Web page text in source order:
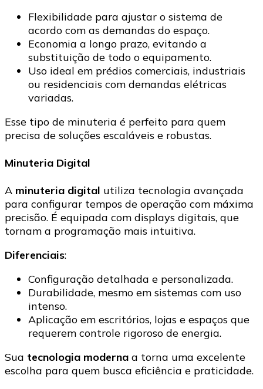
Flexibilidade para ajustar o sistema de
acordo com as demandas do espaço.
Economia a longo prazo, evitando a
substituição de todo o equipamento.
Uso ideal em prédios comerciais, industriais
ou residenciais com demandas elétricas
variadas.
Esse tipo de minuteria é perfeito para quem
precisa de soluções escaláveis e robustas.
Minuteria Digital
A minuteria digital utiliza tecnologia avançada
para configurar tempos de operação com máxima
precisão. É equipada com displays digitais, que
tornam a programação mais intuitiva.
Diferenciais:
Configuração detalhada e personalizada.
Durabilidade, mesmo em sistemas com uso
intenso.
Aplicação em escritórios, lojas e espaços que
requerem controle rigoroso de energia.
Sua tecnologia moderna a torna uma excelente
escolha para quem busca eficiência e praticidade.